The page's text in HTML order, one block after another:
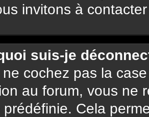
invitons à
suis-je
cochez pas la
au forum, vous ne
Cela